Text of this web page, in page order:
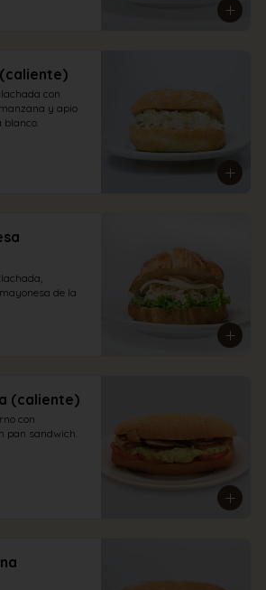
con
y apio
de la
(caliente)
con
pan sandwich.